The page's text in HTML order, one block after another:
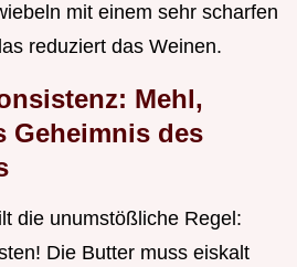
mit einem sehr scharfen
reduziert das Weinen.
Mehl,
Geheimnis des
die unumstößliche Regel:
Die Butter muss eiskalt